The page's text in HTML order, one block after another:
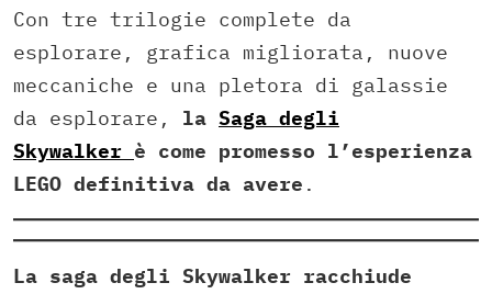
Con tre trilogie complete da
esplorare, grafica migliorata, nuove
meccaniche e una pletora di galassie
da esplorare, la Saga degli
Skywalker è come promesso l’esperienza
LEGO definitiva da avere .
La saga degli Skywalker racchiude